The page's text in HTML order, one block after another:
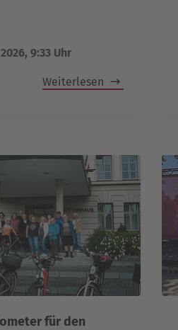
9:33 Uhr
Weiterlesen
für den